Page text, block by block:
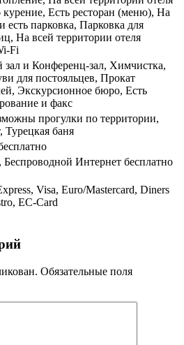
курение, Есть ресторан (меню), На
есть парковка, Парковка для
На всей территории отеля
Fi
зал и Конференц-зал, Химчистка,
для постояльцев, Прокат
Экскурсионное бюро, Есть
и факс
прогулки по территории,
Турецкая баня
Беспроводной Интернет бесплатно
Visa, Euro/Mastercard, Diners
EC-Card
Обязательные поля